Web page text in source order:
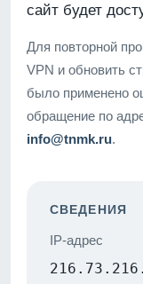
сайт будет
Для повторной
VPN и обновить
было применено
обращение по
info@tnmk.ru.
СВЕДЕНИЯ
IP-адрес